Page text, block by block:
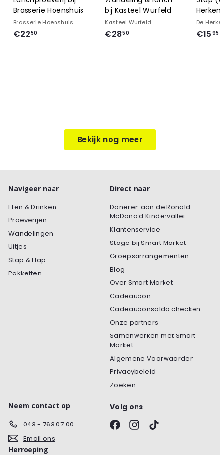
Brasserie Hoenshuis
Brasserie Hoenshuis
€2250
bij Kasteel Wurfeld
Kasteel Wurfeld
€2850
De
€15 95
Bekijk nog meer
Navigeer naar
Eten & Drinken
Proeverijen
Wandelingen
Uitjes
Stap & Hap
Pakketten
Direct naar
Doneren aan de Ronald
McDonald Kindervallei
Klantenservice
Stage bij Smart Market
Groepsarrangementen
Blog
Over Smart Market
Cadeaubon
Cadeaubonsaldo checken
Onze partners
Samenwerken met Smart
Market
Algemene Voorwaarden
Privacybeleid
Zoeken
Neem contact op
043 - 763 07 00
Email ons
Volg ons
FacebookInstagram
TikTok
Herroeping